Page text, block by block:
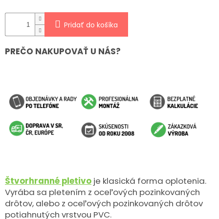
Pridať do košíka
PREČO NAKUPOVAŤ U NÁS?
Štvorhranné pletivo je klasická forma oplotenia.
Vyrába sa pletením z oceľových pozinkovaných
drôtov, alebo z oceľových pozinkovaných drôtov
potiahnutých vrstvou PVC.